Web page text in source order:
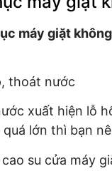
máy giặt
thoát nước
xuất hiện lỗ
lớn thì bạn
su cửa máy